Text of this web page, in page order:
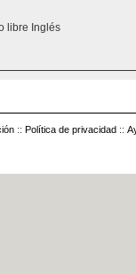
libre Inglés
:: Política de privacidad ::